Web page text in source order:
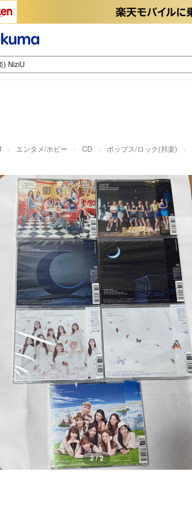
エンタメ/ホビー CD ポップス/ロック(邦楽)
1 / 2